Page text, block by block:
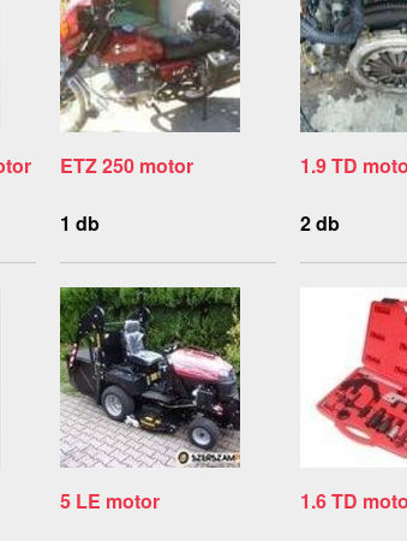
ETZ 250 motor
1 db
1.9 TD
2 db
5 LE motor 1.6 TD